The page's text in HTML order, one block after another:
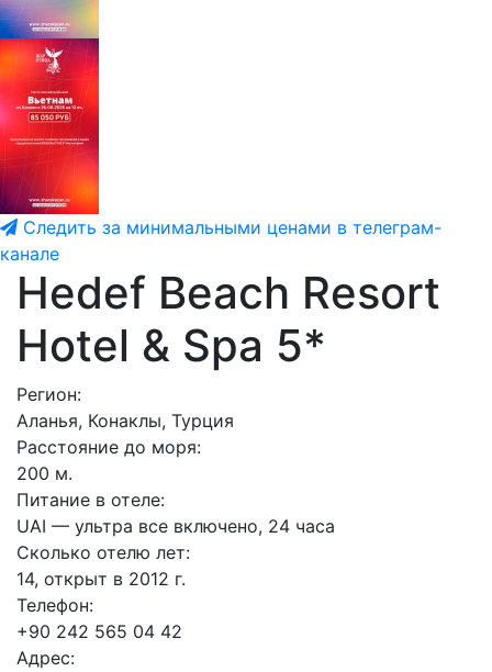
Следить за минимальными ценами в телеграм-
канале
Hedef Beach Resort
Hotel & Spa 5*
Регион:
Аланья, Конаклы, Турция
Расстояние до моря:
200 м.
Питание в отеле:
UAI — ультра все включено, 24 часа
Сколько отелю лет:
14, открыт в 2012 г.
Телефон:
+90 242 565 04 42
Адрес: